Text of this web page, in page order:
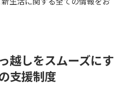
越しをスムーズにす
支援制度